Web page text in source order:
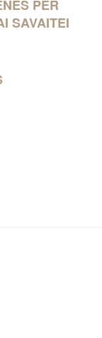
PER
SAVAITEI